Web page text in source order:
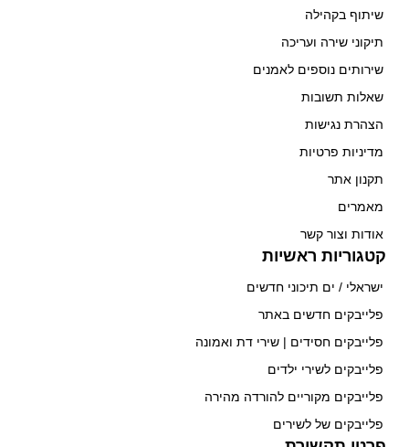
שיתוף בקהילה
תיקוני שירה ועריכה
שירותים נוספים לאמנים
שאלות תשובות
הצהרת נגישות
מדיניות פרטיות
תקנון אתר
מאמרים
אודות וצור קשר
קטגוריות ראשיות
ישראלי / ים תיכוני חדשים
פלייבקים חדשים באתר
פלייבקים חסידים | שירי דת ואמונה
פלייבקים לשירי ילדים
פלייבקים מקוריים להורדה מהירה
פלייבקים של לשירים